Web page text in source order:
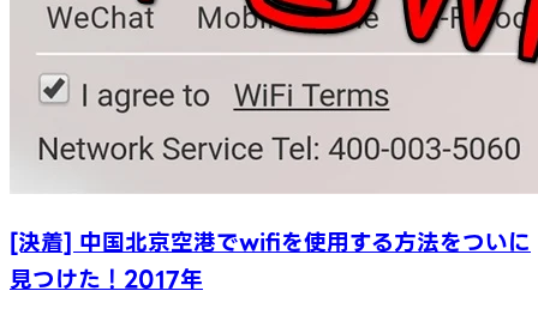
[決着] 中国北京空港でwifiを使用する方法をついに
見つけた！2017年